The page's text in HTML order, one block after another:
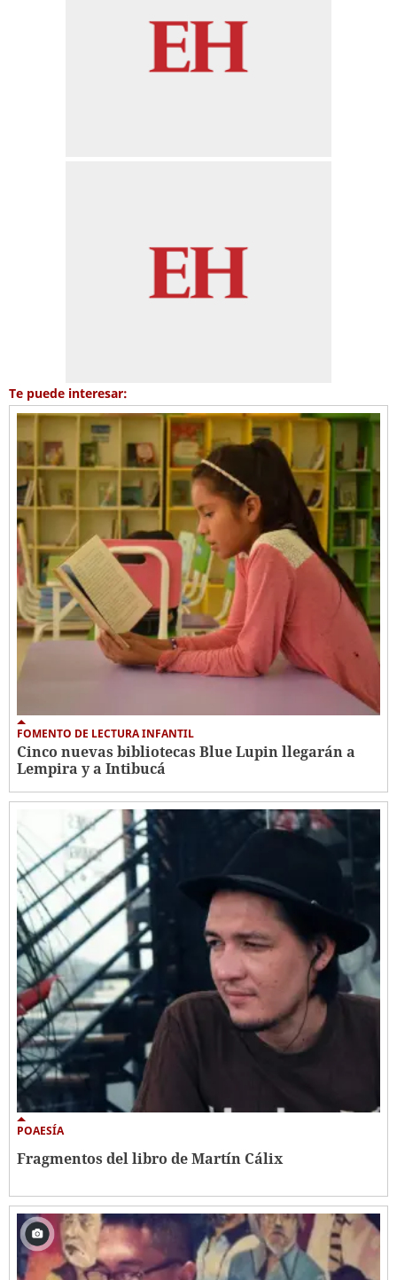
Te puede interesar:
FOMENTO DE LECTURA INFANTIL
Cinco nuevas bibliotecas Blue Lupin llegarán a
Lempira y a Intibucá
POAESÍA
Fragmentos del libro de Martín Cálix